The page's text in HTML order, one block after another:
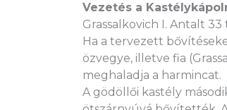
Vezetés a
Grassalkovich I. Antalt
Ha a tervezett
özvegye, illetve fia
meghaladja a harmincat.
A gödöllői kastély